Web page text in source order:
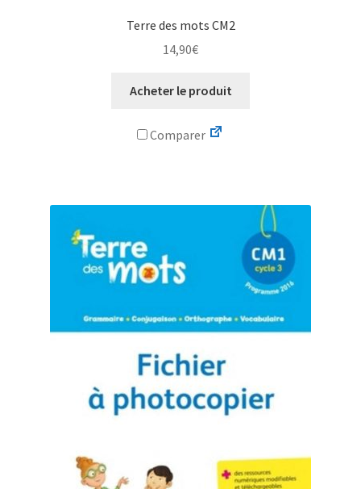
Terre des mots CM2
14,90€
Acheter le produit
Comparer